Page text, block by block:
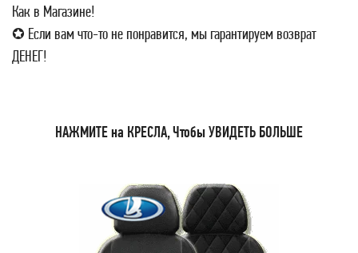
Как в Магазине!
✪ Если вам что-то не понравится, мы гарантируем возврат
ДЕНЕГ!
НАЖМИТЕ на КРЕСЛА, Чтобы УВИДЕТЬ БОЛЬШЕ